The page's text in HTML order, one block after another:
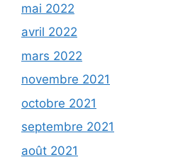
mai 2022
avril 2022
mars 2022
novembre 2021
octobre 2021
septembre 2021
août 2021